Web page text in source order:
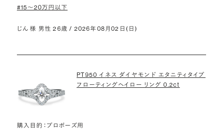
#15〜20万円以下
じん 様 男性 26歳 / 2026年08月02日(日)
PT950 イネス ダイヤモンド エタニティタイプ
フローティングヘイロー リング 0.2ct
購入目的：プロポーズ用